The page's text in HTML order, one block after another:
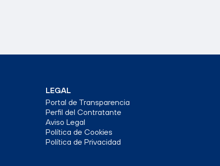
LEGAL
Portal de Transparencia
Perfil del Contratante
Aviso Legal
Política de Cookies
Política de Privacidad